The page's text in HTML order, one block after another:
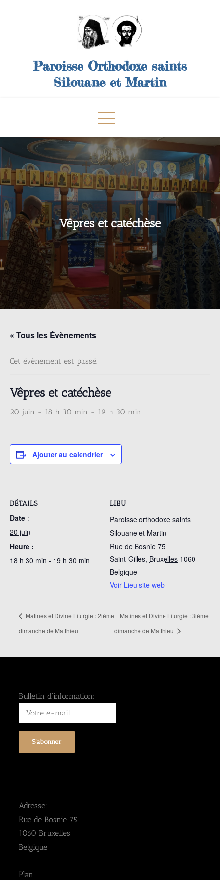
Paroisse Orthodoxe saints
Silouane et Martin
Vêpres et catéchèse
« Tous les Évènements
Cet évènement est passé.
Vêpres et catéchèse
20 juin - 18 h 30 min - 19 h 30 min
Ajouter au calendrier
DÉTAILS
Date :
20 juin
Heure :
18 h 30 min - 19 h 30 min
LIEU
Paroisse orthodoxe saints
Silouane et Martin
Rue de Bosnie 75
Saint-Gilles, Bruxelles 1060
Belgique
Voir Lieu site web
Matines et Divine Liturgie : 2ième
dimanche de Matthieu
Matines et Divine Liturgie : 3ième
dimanche de Matthieu
Bulletin d'information:
Adresse:
Rue de Bosnie 75
1060 Bruxelles
Belgique
Plan